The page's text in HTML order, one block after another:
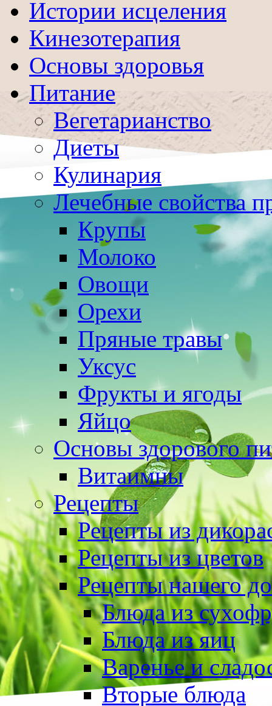
Истории исцеления
Кинезотерапия
Основы здоровья
Питание
Вегетарианство
Диеты
Кулинария
Лечебные свойства
Крупы
Молоко
Овощи
Орехи
Пряные травы
Уксус
Фрукты и ягоды
Яйцо
Основы здорового
Витаимны
Рецепты
Рецепты из
Рецепты из цветов
Рецепты нашего
Блюда из
Блюда из яиц
Варенье и
Вторые блюда